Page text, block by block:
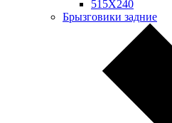
515Х240
Брызговики задние